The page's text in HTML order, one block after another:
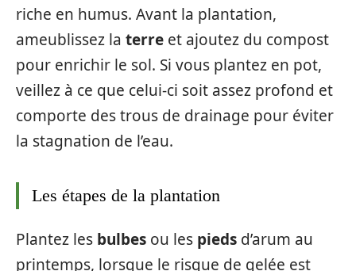
riche en humus. Avant la plantation,
ameublissez la terre et ajoutez du compost
pour enrichir le sol. Si vous plantez en pot,
veillez à ce que celui-ci soit assez profond et
comporte des trous de drainage pour éviter
la stagnation de l’eau.
Les étapes de la plantation
Plantez les bulbes ou les pieds d’arum au
printemps, lorsque le risque de gelée est